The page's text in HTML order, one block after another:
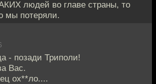
людей во главе страны, то
мы потеряли.
- позади Триполи!
Вас.
ох**ло....